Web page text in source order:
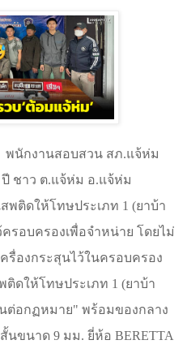
พนักงานสอบสวน สภ.แจ้ห่ม
ปี ชาว ต.แจ้ห่ม อ.แจ้ห่ม
สพติดให้โทษประเภท 1 (ยาบ้า
รอบครองเพื่อจำหน่าย โดยไม่
รื่องกระสุนไว้ในครอบครอง
พติดให้โทษประเภท 1 (ยาบ้า
ต่อกฏหมาย" พร้อมของกลาง
นขนาด 9 มม. ยี่ห้อ BERETTA